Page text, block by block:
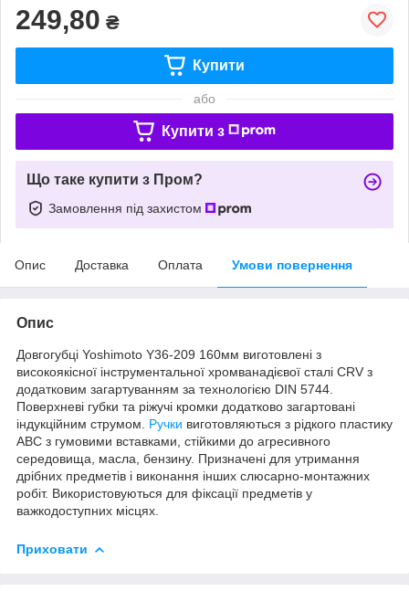
249,80 ₴
Купити
або
Купити з
Що таке купити з Пром?
Замовлення під захистом
Опис Доставка Оплата Умови повернення
Опис
Довгогубці Yoshimoto Y36-209 160мм виготовлені з
високоякісної інструментальної хромванадієвої сталі CRV з
додатковим загартуванням за технологією DIN 5744.
Поверхневі губки та ріжучі кромки додатково загартовані
індукційним струмом. Ручки виготовляються з рідкого пластику
АВС з гумовими вставками, стійкими до агресивного
середовища, масла, бензину. Призначені для утримання
дрібних предметів і виконання інших слюсарно-монтажних
робіт. Використовуються для фіксації предметів у
важкодоступних місцях.
Приховати